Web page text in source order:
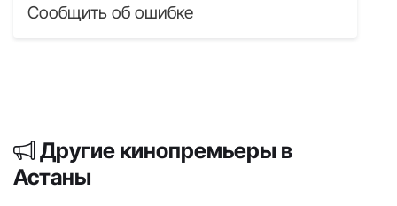
Сообщить об ошибке
Другие кинопремьеры в
Астаны